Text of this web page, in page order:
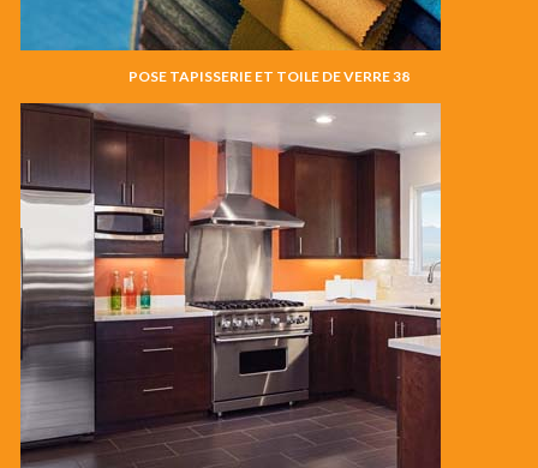
POSE TAPISSERIE ET TOILE DE VERRE 38